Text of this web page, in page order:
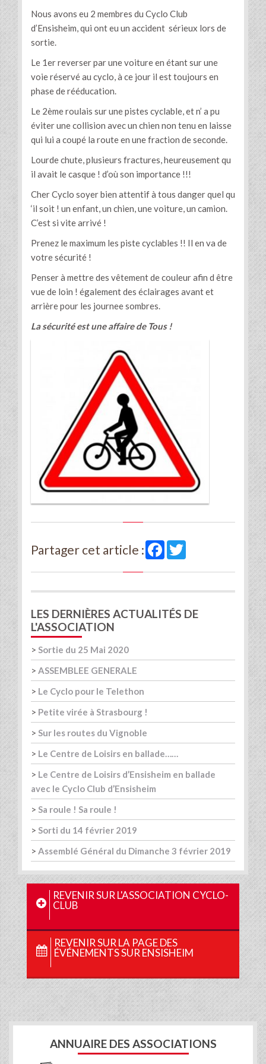
Nous avons eu 2 membres du Cyclo Club
d’Ensisheim, qui ont eu un accident sérieux lors de
sortie.
Le 1er reverser par une voiture en étant sur une
voie réservé au cyclo, à ce jour il est toujours en
phase de rééducation.
Le 2ème roulais sur une pistes cyclable, et n’ a pu
éviter une collision avec un chien non tenu en laisse
qui lui a coupé la route en une fraction de seconde.
Lourde chute, plusieurs fractures, heureusement qu
il avait le casque ! d’où son importance !!!
Cher Cyclo soyer bien attentif à tous danger quel qu
‘il soit ! un enfant, un chien, une voiture, un camion.
C’est si vite arrivé !
Prenez le maximum les piste cyclables !! Il en va de
votre sécurité !
Penser à mettre des vêtement de couleur afin d être
vue de loin ! également des éclairages avant et
arrière pour les journee sombres.
La sécurité est une affaire de Tous !
Partager cet article : Facebook
LES DERNIÈRES ACTUALITÉS DE
L'ASSOCIATION
> Sortie du 25 Mai 2020
> ASSEMBLEE GENERALE
> Le Cyclo pour le Telethon
> Petite virée à Strasbourg !
> Sur les routes du Vignoble
> Le Centre de Loisirs en ballade……
> Le Centre de Loisirs d’Ensisheim en ballade
avec le Cyclo Club d’Ensisheim
> Sa roule ! Sa roule !
> Sorti du 14 février 2019
> Assemblé Général du Dimanche 3 février 2019
REVENIR SUR L'ASSOCIATION CYCLO-
CLUB
REVENIR SUR LA PAGE DES
ÉVÉNEMENTS SUR ENSISHEIM
ANNUAIRE DES ASSOCIATIONS